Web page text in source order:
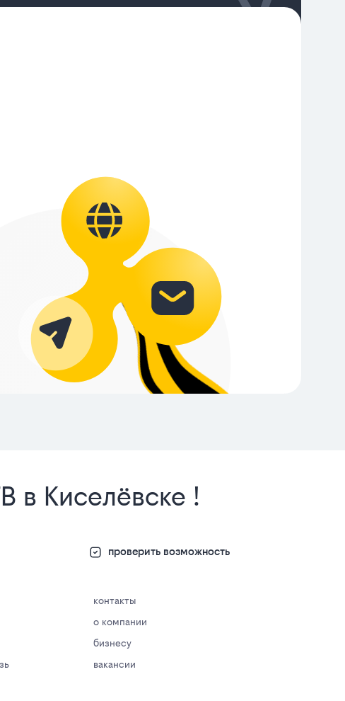
в Киселёвске !
проверить возможность
контакты
о компании
бизнесу
вакансии